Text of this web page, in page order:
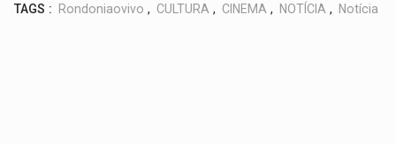
TAGS : Rondoniaovivo , CULTURA , CINEMA , NOTÍCIA , Notícia